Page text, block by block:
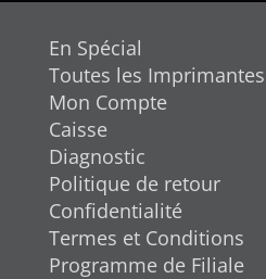
En Spécial
Toutes les Imprimantes
Mon Compte
Caisse
Diagnostic
Politique de retour
Confidentialité
Termes et Conditions
Programme de Filiale